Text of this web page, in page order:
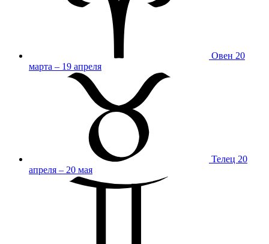
Овен 20
марта – 19 апреля
Телец 20
апреля – 20 мая